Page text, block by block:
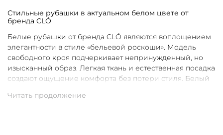
Стильные рубашки в актуальном белом цвете от
бренда CLÓ
Белые рубашки от бренда CLÓ являются воплощением
элегантности в стиле «бельевой роскоши». Модель
свободного кроя подчеркивает непринужденный, но
изысканный образ. Легкая ткань и естественная посадка
создают ощущение комфорта без потери стиля. Белый
чистоты и универсальности. Такая рубашка легко